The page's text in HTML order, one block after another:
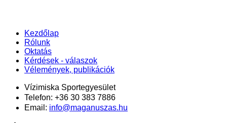
Kezdőlap
Rólunk
Oktatás
Kérdések - válaszok
Vélemények, publikációk
Vízimiska Sportegyesület
Telefon: +36 30 383 7886
Email: info@maganuszas.hu